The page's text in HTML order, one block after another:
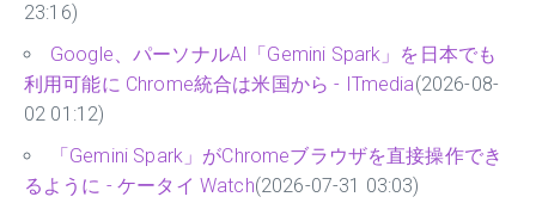
23:16)
Google、パーソナルAI「Gemini Spark」を日本でも
利用可能に Chrome統合は米国から - ITmedia(2026-08-
02 01:12)
「Gemini Spark」がChromeブラウザを直接操作でき
るように - ケータイ Watch(2026-07-31 03:03)